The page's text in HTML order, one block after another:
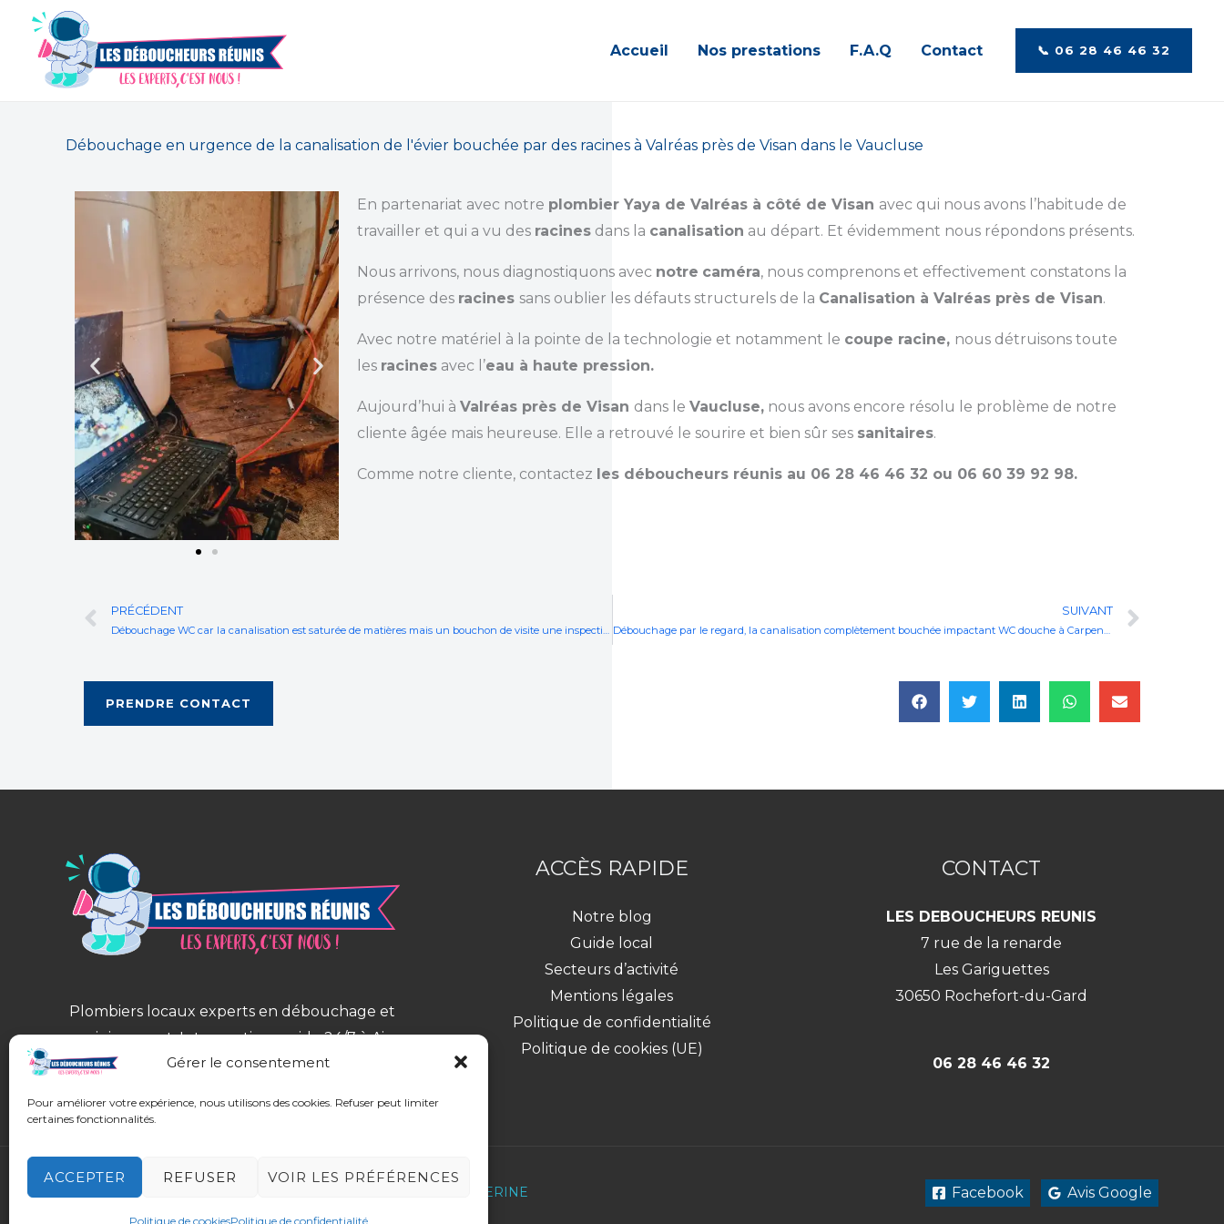
Gérer le consentement
Pour améliorer votre expérience, nous utilisons des cookies. Refuser peut limiter
certaines fonctionnalités.
ACCEPTER REFUSER VOIR LES PRÉFÉRENCES
Politique de cookiesPolitique de confidentialité
Aller
contenu
Accueil Nos prestations F.A.Q Contact 📞​ 06 28 46 46 32‬
Débouchage en urgence de la canalisation de l'évier bouchée par des racines à Valréas près de Visan dans le Vaucluse
En partenariat avec notre plombier Yaya de Valréas à côté de Visan avec qui nous avons l’habitude de
travailler et qui a vu des racinesdans la canalisation au départ. Et évidemment nous répondons présents.
Nous arrivons, nous diagnostiquons avec notre caméra, nous comprenons et effectivement constatons la
présence des racines sans oublier les défauts structurels de la Canalisation à Valréas près de Visan.
Avec notre matériel à la pointe de la technologie et notamment le coupe racine, nous détruisons toute
les racinesavec l’eau à haute pression.
Aujourd’hui à Valréas près de Visan dans le Vaucluse,nous avons encore résolu le problème de notre
cliente âgée mais heureuse. Elle a retrouvé le sourire et bien sûr ses sanitaires.
Comme notre cliente, contactez les déboucheurs réunis au 06 28 46 46 32 ou 06 60 39 92 98.
Prev
PRÉCÉDENT
Débouchage WC car la canalisation est saturée de matières mais un bouchon de visite une inspection caméra et le tour est joué à Marignane près de Vitrolles
SUIVANT
Débouchage par le regard, la canalisation complètement bouchée impactant WC douche à Carpentras à côté de Pernes-les-Fontaines et Monteux
PRENDRE CONTACT
Plombiers locaux experts en débouchage et
assainissement. Intervention rapide 24/7 à Aix-
en-Provence, Salon-de-Provence, Nîmes,
ACCÈS RAPIDE
Notre blog
Guide local
Secteurs d’activité
Mentions légales
Politique de confidentialité
Politique de cookies (UE)
CONTACT
LES DEBOUCHEURS REUNIS
7 rue de la renarde
Les Gariguettes
30650 Rochefort-du-Gard
06 28 46 46 32
Copyright © 2026 Les Déboucheurs Réunis | Site par Virgile CATHERINE Facebook Avis Google